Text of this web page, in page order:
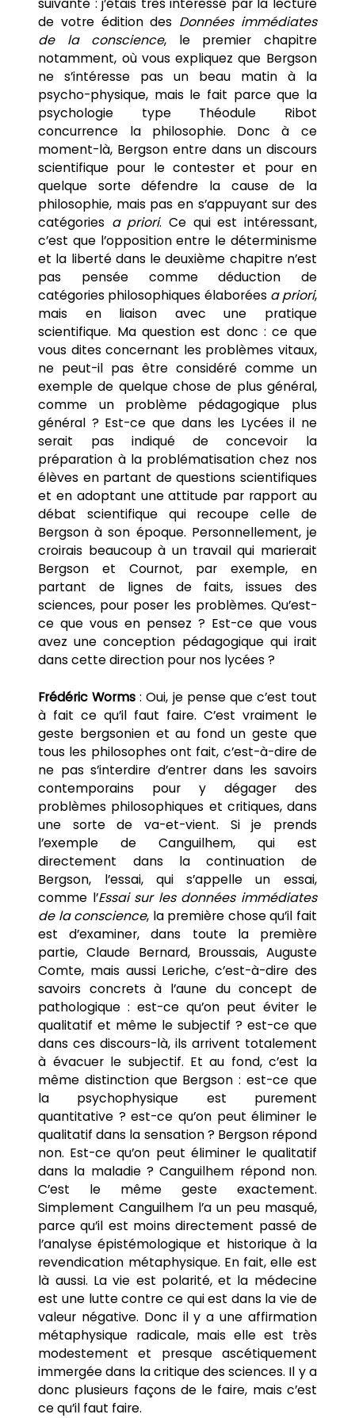
suivante : j’étais très intéressé par la lecture
de votre édition des Données immédiates
de la conscience, le premier chapitre
notamment, où vous expliquez que Bergson
ne s’intéresse pas un beau matin à la
psycho-physique, mais le fait parce que la
psychologie type Théodule Ribot
concurrence la philosophie. Donc à ce
moment-là, Bergson entre dans un discours
scientifique pour le contester et pour en
quelque sorte défendre la cause de la
philosophie, mais pas en s’appuyant sur des
catégories a priori. Ce qui est intéressant,
c’est que l’opposition entre le déterminisme
et la liberté dans le deuxième chapitre n’est
pas pensée comme déduction de
catégories philosophiques élaborées a priori,
mais en liaison avec une pratique
scientifique. Ma question est donc : ce que
vous dites concernant les problèmes vitaux,
ne peut-il pas être considéré comme un
exemple de quelque chose de plus général,
comme un problème pédagogique plus
général ? Est-ce que dans les Lycées il ne
serait pas indiqué de concevoir la
préparation à la problématisation chez nos
élèves en partant de questions scientifiques
et en adoptant une attitude par rapport au
débat scientifique qui recoupe celle de
Bergson à son époque. Personnellement, je
croirais beaucoup à un travail qui marierait
Bergson et Cournot, par exemple, en
partant de lignes de faits, issues des
sciences, pour poser les problèmes. Qu’est-
ce que vous en pensez ? Est-ce que vous
avez une conception pédagogique qui irait
dans cette direction pour nos lycées ?
Frédéric Worms: Oui, je pense que c’est tout
à fait ce qu’il faut faire. C’est vraiment le
geste bergsonien et au fond un geste que
tous les philosophes ont fait, c’est-à-dire de
ne pas s’interdire d’entrer dans les savoirs
contemporains pour y dégager des
problèmes philosophiques et critiques, dans
une sorte de va-et-vient. Si je prends
l’exemple de Canguilhem, qui est
directement dans la continuation de
Bergson, l’essai, qui s’appelle un essai,
comme l’Essai sur les données immédiates
de la conscience, la première chose qu’il fait
est d’examiner, dans toute la première
partie, Claude Bernard, Broussais, Auguste
Comte, mais aussi Leriche, c’est-à-dire des
savoirs concrets à l’aune du concept de
pathologique : est-ce qu’on peut éviter le
qualitatif et même le subjectif ? est-ce que
dans ces discours-là, ils arrivent totalement
à évacuer le subjectif. Et au fond, c’est la
même distinction que Bergson : est-ce que
la psychophysique est purement
quantitative ? est-ce qu’on peut éliminer le
qualitatif dans la sensation ? Bergson répond
non. Est-ce qu’on peut éliminer le qualitatif
dans la maladie ? Canguilhem répond non.
C’est le même geste exactement.
Simplement Canguilhem l’a un peu masqué,
parce qu’il est moins directement passé de
l’analyse épistémologique et historique à la
revendication métaphysique. En fait, elle est
là aussi. La vie est polarité, et la médecine
est une lutte contre ce qui est dans la vie de
valeur négative. Donc il y a une affirmation
métaphysique radicale, mais elle est très
modestement et presque ascétiquement
immergée dans la critique des sciences. Il y a
donc plusieurs façons de le faire, mais c’est
ce qu’il faut faire.